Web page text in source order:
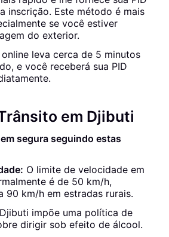
inscrição. Este método é mais
se você estiver
do exterior.
leva cerca de 5 minutos
e você receberá sua PID
em Djibuti
segura seguindo estas
O limite de velocidade em
é de 50 km/h,
90 km/h em estradas rurais.
Djibuti impõe uma política de
dirigir sob efeito de álcool.